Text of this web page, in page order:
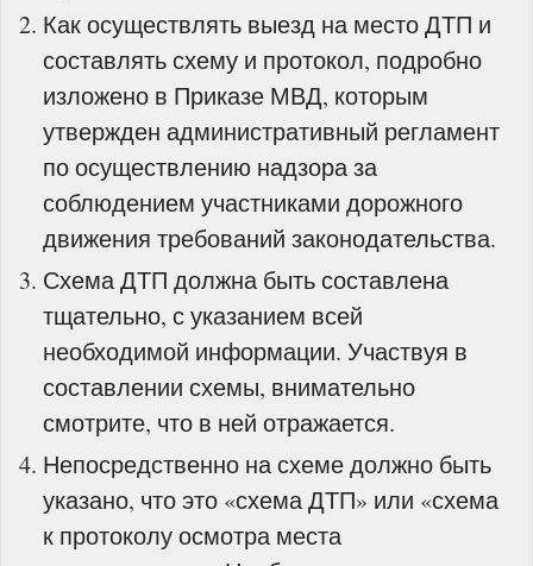
Как осуществлять выезд на место ДТП и
составлять схему и протокол, подробно
изложено в Приказе МВД, которым
утвержден административный регламент
по осуществлению надзора за
соблюдением участниками дорожного
движения требований законодательства.
Схема ДТП должна быть составлена
тщательно, с указанием всей
необходимой информации. Участвуя в
составлении схемы, внимательно
смотрите, что в ней отражается.
Непосредственно на схеме должно быть
указано, что это «схема ДТП» или «схема
к протоколу осмотра места